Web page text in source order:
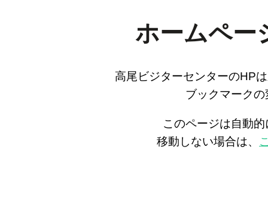
ホームペー
高尾ビジターセンターのHP
ブックマーク
このページは自動
移動しない場合は、